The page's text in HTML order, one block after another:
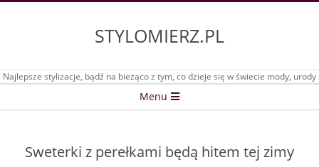
STYLOMIERZ.PL
Najlepsze stylizacje, bądź na bieżąco z tym, co dzieje się w świecie mody, urody
Menu
Sweterki z perełkami będą hitem tej zimy